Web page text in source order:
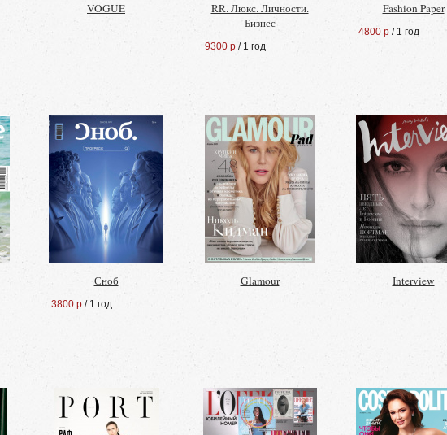
VOGUE
RR. Люкс. Личности.
Бизнес
9300 р / 1 год
Fashion Paper
4800 р / 1 год
Сноб
3800 р / 1 год
Glamour Interview